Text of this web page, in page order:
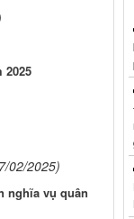
2025
02/2025)
nghĩa vụ quân